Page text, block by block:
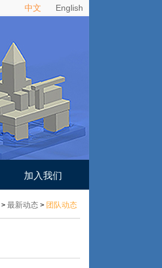
中文 English
加入我们
> 最新动态 > 团队动态